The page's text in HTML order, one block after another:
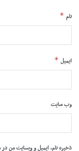
نام *
ایمیل *
وب‌ سایت
ذخیره نام، ایمیل و وبسایت من